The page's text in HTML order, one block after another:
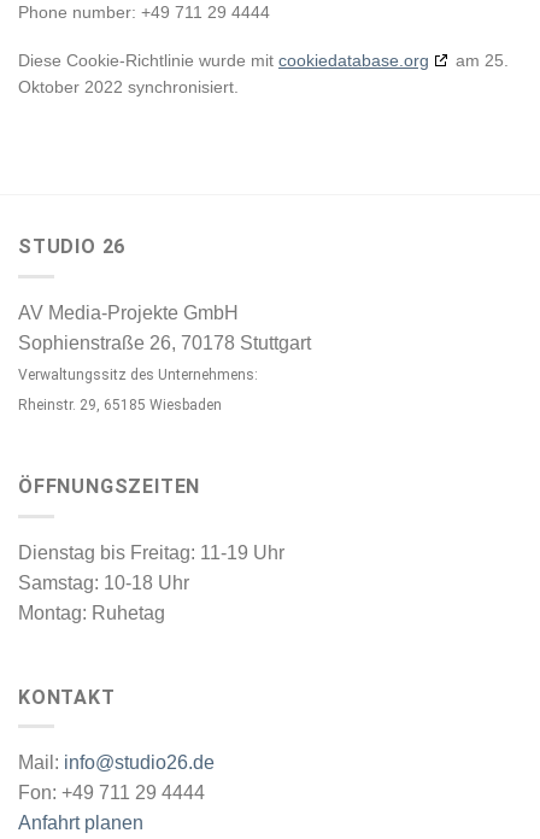
Phone number: +49 711 29 4444
Diese Cookie-Richtlinie wurde mit cookiedatabase.org
am 25.
Oktober 2022 synchronisiert.
STUDIO 26
AV Media-Projekte GmbH
Sophienstraße 26, 70178 Stuttgart
Verwaltungssitz des Unternehmens:
Rheinstr. 29, 65185 Wiesbaden
ÖFFNUNGSZEITEN
Dienstag bis Freitag: 11-19 Uhr
Samstag: 10-18 Uhr
Montag: Ruhetag
KONTAKT
Mail: info@studio26.de
Fon: +49 711 29 4444
Anfahrt planen